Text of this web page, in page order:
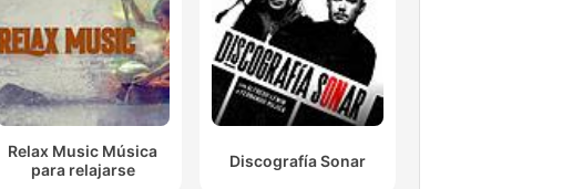
Relax Music Música
para relajarse
Discografía Sonar